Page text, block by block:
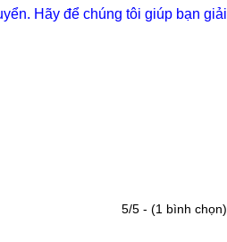
Hãy để chúng tôi giúp bạn giải
5/5 - (1 bình chọn)